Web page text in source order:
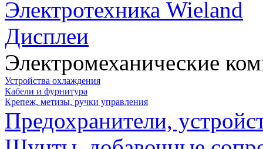
Электротехника Wieland
Дисплеи
Электромеханические
Устройства охлаждения
Кабели и фурнитура
Крепеж, метизы, ручки управления
Предохранители,